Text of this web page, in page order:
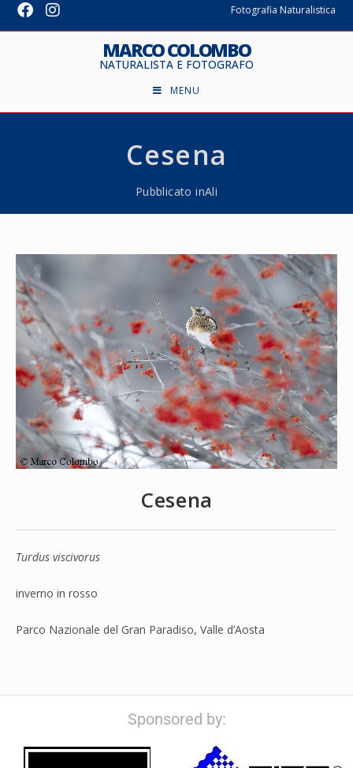
Fotografia Naturalistica
MARCO COLOMBO
NATURALISTA E FOTOGRAFO
MENU
Cesena
Pubblicato inAli
Cesena
Turdus viscivorus
inverno in rosso
Parco Nazionale del Gran Paradiso, Valle d’Aosta
Sponsored by: